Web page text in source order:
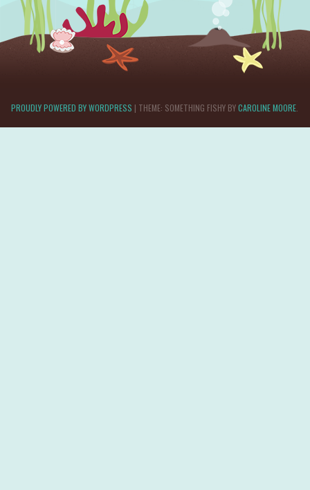
PROUDLY POWERED BY WORDPRESS | THEME: SOMETHING FISHY BYCAROLINE MOORE